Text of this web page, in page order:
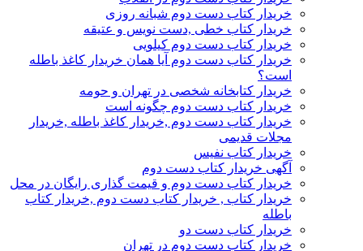
خریدار کتاب دست دوم شبانه روزی
خریدار کتاب خطی ,دست نویس و عتیقه
خریدار کتاب دست دوم کیلویی
خریدار کتاب دست دوم آیا همان خریدار کاغذ باطله
است؟
خریدار کتابخانه شخصی در تهران و حومه
خریدار کتاب دست دوم چگونه است
خریدار کتاب دست دوم ,خریدار کاغذ باطله ,خریدار
مجلات قدیمی
خریدار کتاب نفیس
آگهی خریدار کتاب دست دوم
خریدار کتاب دست دوم و قیمت گذاری رایگان در محل
خریدار کتاب , خریدار کتاب دست دوم ,خریدار کتاب
باطله
خریدار کتاب دست دو
خریدار کتاب دست دوم در تهران